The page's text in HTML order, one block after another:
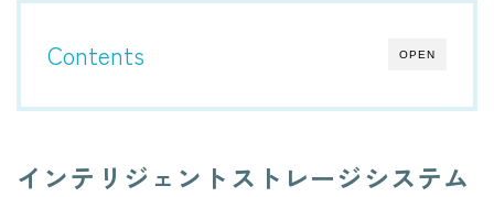
OPEN
Contents
インテリジェントストレージシステム